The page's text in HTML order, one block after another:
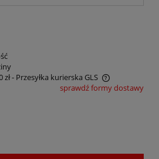
zł- Przesyłka kurierska GLS
kosztów płatności
sprawdź formy dostawy